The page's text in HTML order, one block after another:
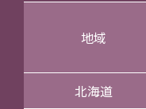
地域
北海道